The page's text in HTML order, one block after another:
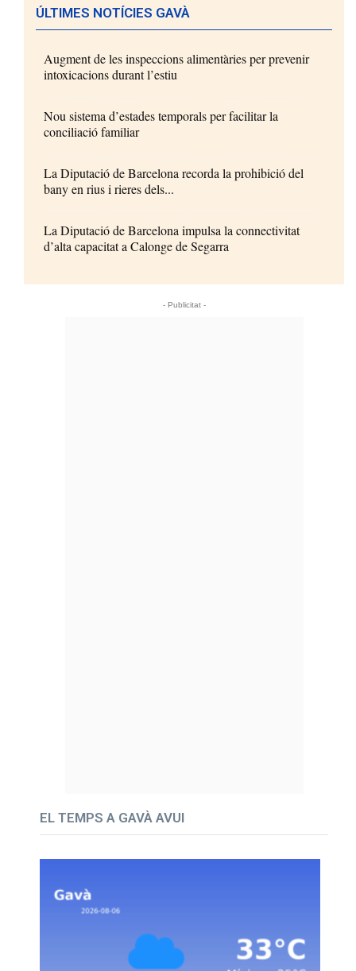
ÚLTIMES NOTÍCIES GAVÀ
Augment de les inspeccions alimentàries per prevenir
intoxicacions durant l’estiu
Nou sistema d’estades temporals per facilitar la
conciliació familiar
La Diputació de Barcelona recorda la prohibició del
bany en rius i rieres dels...
La Diputació de Barcelona impulsa la connectivitat
d’alta capacitat a Calonge de Segarra
- Publicitat -
EL TEMPS A GAVÀ AVUI